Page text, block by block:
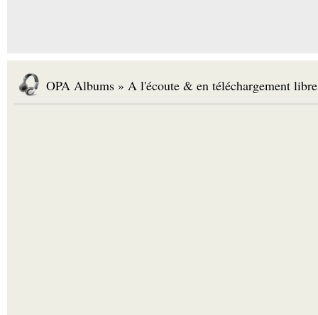
OPA Albums » A l'écoute & en téléchargement